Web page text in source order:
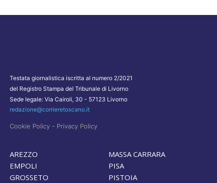
Testata giornalistica iscritta al numero 2/2021
del Registro Stampa del Tribunale di Livorno
Sede legale: Via Cairoli, 30 - 57123 Livorno
redazione@corrieretoscano.it
Cookie Policy - Privacy Policy
AREZZO
EMPOLI
GROSSETO
MASSA CARRARA
PISA
PISTOIA